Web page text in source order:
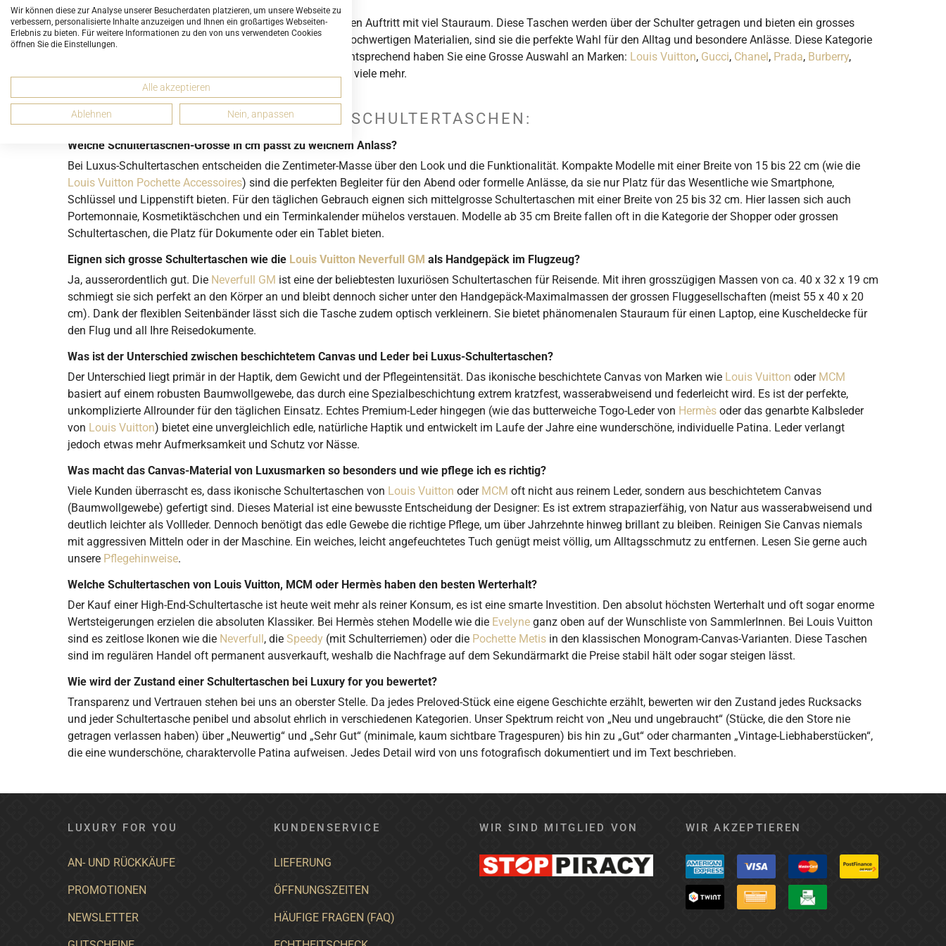
Elegant und praktisch – Schultertaschen für einen stilvollen Auftritt mit viel Stauraum. Diese Taschen werden über der Schulter getragen und bieten ein grosses
Hauptfach sowie mehrere kleinere Fächer. Gefertigt aus hochwertigen Materialien, sind sie die perfekte Wahl für den Alltag und besondere Anlässe. Diese Kategorie
ist die umfangreichste in unserem gesamten Shop, dementsprechend haben Sie eine Grosse Auswahl an Marken: Louis Vuitton, Gucci, Chanel, Prada, Burberry,
Hermès,Bottega Veneta,Marc Jacobs,Chloé,Bulgariund viele mehr.
HÄUFIG GESTELLTE FRAGEN ZU SCHULTERTASCHEN:
Welche Schultertaschen-Grösse in cm passt zu welchem Anlass?
Bei Luxus-Schultertaschen entscheiden die Zentimeter-Masse über den Look und die Funktionalität. Kompakte Modelle mit einer Breite von 15 bis 22 cm (wie die
Louis Vuitton Pochette Accessoires) sind die perfekten Begleiter für den Abend oder formelle Anlässe, da sie nur Platz für das Wesentliche wie Smartphone,
Schlüssel und Lippenstift bieten. Für den täglichen Gebrauch eignen sich mittelgrosse Schultertaschen mit einer Breite von 25 bis 32 cm. Hier lassen sich auch
Portemonnaie, Kosmetiktäschchen und ein Terminkalender mühelos verstauen. Modelle ab 35 cm Breite fallen oft in die Kategorie der Shopper oder grossen
Schultertaschen, die Platz für Dokumente oder ein Tablet bieten.
Eignen sich grosse Schultertaschen wie die Louis Vuitton Neverfull GM als Handgepäck im Flugzeug?
Ja, ausserordentlich gut. Die Neverfull GM ist eine der beliebtesten luxuriösen Schultertaschen für Reisende. Mit ihren grosszügigen Massen von ca. 40 x 32 x 19 cm
schmiegt sie sich perfekt an den Körper an und bleibt dennoch sicher unter den Handgepäck-Maximalmassen der grossen Fluggesellschaften (meist 55 x 40 x 20
cm). Dank der flexiblen Seitenbänder lässt sich die Tasche zudem optisch verkleinern. Sie bietet phänomenalen Stauraum für einen Laptop, eine Kuscheldecke für
den Flug und all Ihre Reisedokumente.
Was ist der Unterschied zwischen beschichtetem Canvas und Leder bei Luxus-Schultertaschen?
Der Unterschied liegt primär in der Haptik, dem Gewicht und der Pflegeintensität. Das ikonische beschichtete Canvas von Marken wie Louis Vuitton oder MCM
basiert auf einem robusten Baumwollgewebe, das durch eine Spezialbeschichtung extrem kratzfest, wasserabweisend und federleicht wird. Es ist der perfekte,
unkomplizierte Allrounder für den täglichen Einsatz. Echtes Premium-Leder hingegen (wie das butterweiche Togo-Leder von Hermès oder das genarbte Kalbsleder
von Louis Vuitton) bietet eine unvergleichlich edle, natürliche Haptik und entwickelt im Laufe der Jahre eine wunderschöne, individuelle Patina. Leder verlangt
jedoch etwas mehr Aufmerksamkeit und Schutz vor Nässe.
Was macht das Canvas-Material von Luxusmarken so besonders und wie pflege ich es richtig?
Viele Kunden überrascht es, dass ikonische Schultertaschen von Louis Vuitton oder MCM oft nicht aus reinem Leder, sondern aus beschichtetem Canvas
(Baumwollgewebe) gefertigt sind. Dieses Material ist eine bewusste Entscheidung der Designer: Es ist extrem strapazierfähig, von Natur aus wasserabweisend und
deutlich leichter als Vollleder. Dennoch benötigt das edle Gewebe die richtige Pflege, um über Jahrzehnte hinweg brillant zu bleiben. Reinigen Sie Canvas niemals
mit aggressiven Mitteln oder in der Maschine. Ein weiches, leicht angefeuchtetes Tuch genügt meist völlig, um Alltagsschmutz zu entfernen. Lesen Sie gerne auch
unsere Pflegehinweise.
Welche Schultertaschen von Louis Vuitton, MCM oder Hermès haben den besten Werterhalt?
Der Kauf einer High-End-Schultertasche ist heute weit mehr als reiner Konsum, es ist eine smarte Investition. Den absolut höchsten Werterhalt und oft sogar enorme
Wertsteigerungen erzielen die absoluten Klassiker. Bei Hermès stehen Modelle wie die Evelyne ganz oben auf der Wunschliste von SammlerInnen. Bei Louis Vuitton
sind es zeitlose Ikonen wie die Neverfull, die Speedy (mit Schulterriemen) oder die Pochette Metis in den klassischen Monogram-Canvas-Varianten. Diese Taschen
sind im regulären Handel oft permanent ausverkauft, weshalb die Nachfrage auf dem Sekundärmarkt die Preise stabil hält oder sogar steigen lässt.
Wie wird der Zustand einer Schultertaschen bei Luxury for you bewertet?
Transparenz und Vertrauen stehen bei uns an oberster Stelle. Da jedes Preloved-Stück eine eigene Geschichte erzählt, bewerten wir den Zustand jedes Rucksacks
und jeder Schultertasche penibel und absolut ehrlich in verschiedenen Kategorien. Unser Spektrum reicht von „Neu und ungebraucht“ (Stücke, die den Store nie
getragen verlassen haben) über „Neuwertig“ und „Sehr Gut“ (minimale, kaum sichtbare Tragespuren) bis hin zu „Gut“ oder charmanten „Vintage-Liebhaberstücken“,
die eine wunderschöne, charaktervolle Patina aufweisen. Jedes Detail wird von uns fotografisch dokumentiert und im Text beschrieben.
LUXURY FOR YOU
AN- UND RÜCKKÄUFE
PROMOTIONEN
NEWSLETTER
KUNDENSERVICE
LIEFERUNG
ÖFFNUNGSZEITEN
HÄUFIGE FRAGEN (FAQ)
WIR SIND MITGLIED VON WIR AKZEPTIEREN
Wir können diese zur Analyse unserer Besucherdaten platzieren, um unsere Webseite zu
verbessern, personalisierte Inhalte anzuzeigen und Ihnen ein großartiges Webseiten-
Erlebnis zu bieten. Für weitere Informationen zu den von uns verwendeten Cookies
öffnen Sie die Einstellungen.
Alle akzeptieren
Ablehnen Nein, anpassen